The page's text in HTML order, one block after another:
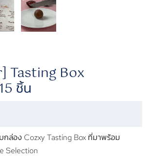
Tasting Box
ชิ้น
กล่อง Cozxy Tasting Box ที่มาพร้อม
Selection